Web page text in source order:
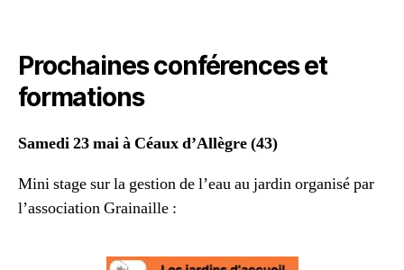
Prochaines conférences et
formations
Samedi 23 mai à Céaux d’Allègre (43)
Mini stage sur la gestion de l’eau au jardin organisé par
l’association Grainaille :